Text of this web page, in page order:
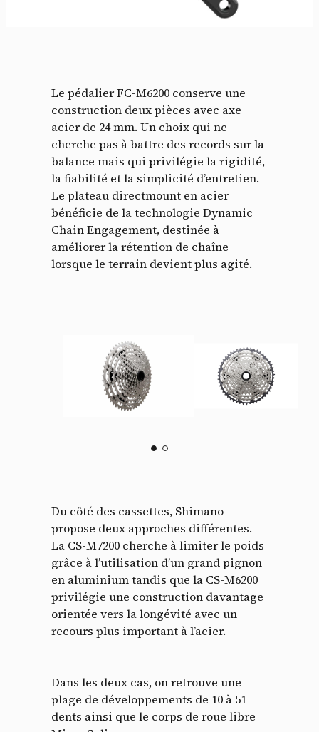
Le pédalier FC-M6200 conserve une
construction deux pièces avec axe
acier de 24 mm. Un choix qui ne
cherche pas à battre des records sur la
balance mais qui privilégie la rigidité,
la fiabilité et la simplicité d’entretien.
Le plateau directmount en acier
bénéficie de la technologie Dynamic
Chain Engagement, destinée à
améliorer la rétention de chaîne
lorsque le terrain devient plus agité.
Du côté des cassettes, Shimano
propose deux approches différentes.
La CS-M7200 cherche à limiter le poids
grâce à l’utilisation d’un grand pignon
en aluminium tandis que la CS-M6200
privilégie une construction davantage
orientée vers la longévité avec un
recours plus important à l’acier.
Dans les deux cas, on retrouve une
plage de développements de 10 à 51
dents ainsi que le corps de roue libre
Panneau de gestion des
cookies
nécessaires à leur bon fonctionnement.
Politique de confidentialité